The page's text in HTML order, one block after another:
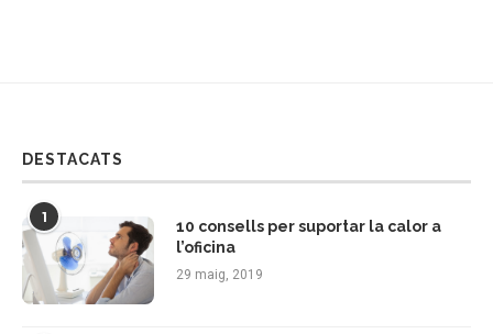
DESTACATS
1
10 consells per suportar la calor a
l’oficina
29 maig, 2019